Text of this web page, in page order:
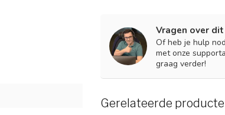
Vragen over
Of heb je hulp
met onze
graag verder!
Gerelateerde